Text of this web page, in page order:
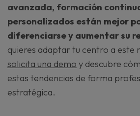
avanzada, formación
personalizados están mejor
diferenciarse y aumentar su
quieres adaptar tu centro a este
solicita una demo y descubre
estas tendencias de forma
estratégica.